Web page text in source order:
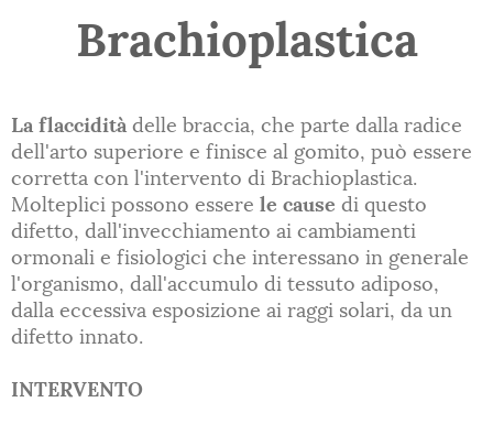
Brachioplastica
La flaccidità delle braccia, che parte dalla radice
dell'arto superiore e finisce al gomito, può essere
corretta con l'intervento di Brachioplastica.
Molteplici possono essere le cause di questo
difetto, dall'invecchiamento ai cambiamenti
ormonali e fisiologici che interessano in generale
l'organismo, dall'accumulo di tessuto adiposo,
dalla eccessiva esposizione ai raggi solari, da un
difetto innato.
INTERVENTO